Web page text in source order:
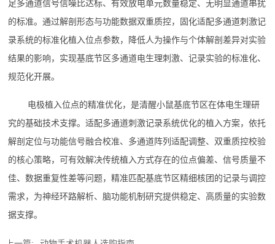
足多通道信号信噪比达标、有效放电单元数量稳定、无明显通道串扰
的标准。通过解剖形态与功能数据双重质控，固化适配多通道刺激记
录系统的标准化植入位点参数，降低人为操作与个体解剖差异对实验
结果的影响，实现基底节区多通道电生理刺激、记录实验的标准化、
规范化开展。
电极植入位点的精准优化，是清醒小鼠基底节区在体电生理研
究的基础技术支撑。适配多通道刺激记录系统优化的植入方案，依托
解剖定位与功能信号融合校准、多通道阵列适配调整、双重质控校验
的核心策略，可有效解决传统植入方式存在的位点偏差、信号质量不
佳、数据重复性差等问题，精准匹配基底节区精细核团的记录与调控
需求，为神经环路解析、脑功能机制研究提供稳定、高质量的实验数
据支撑。